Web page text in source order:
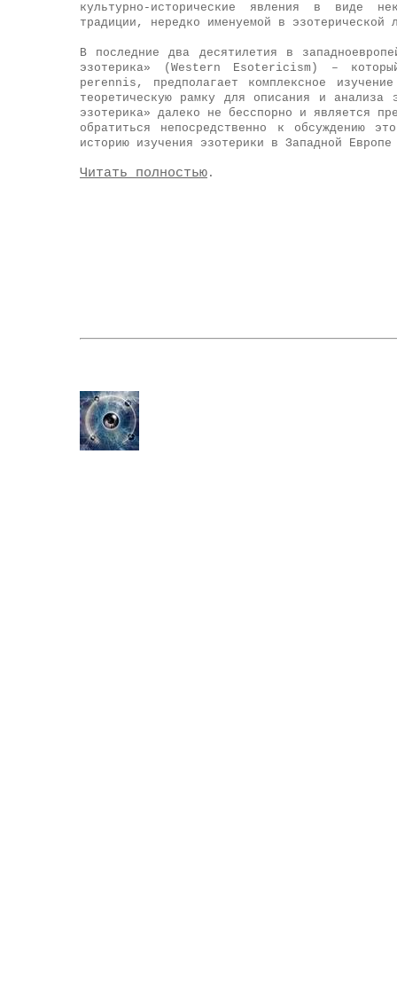
культурно-исторические явления в виде
традиции, нередко именуемой в
В последние два десятилетия в
эзотерика» (Western Esotericism) –
perennis, предполагает комплексное
теоретическую рамку для описания и анализа
эзотерика» далеко не бесспорно и является
обратиться непосредственно к обсуждению
историю изучения эзотерики в Западной
Читать полностью .